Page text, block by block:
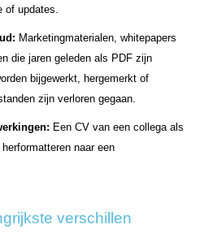
of updates.
Marketingmaterialen, whitepapers
die jaren geleden als PDF zijn
bijgewerkt, hergemerkt of
zijn verloren gegaan.
Een CV van een collega als
naar een
verschillen